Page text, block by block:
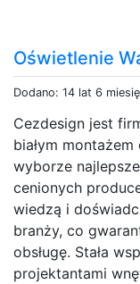
Oświetlenie
Dodano: 14 lat 6
Cezdesign jest
białym
wyborze
cenionych
wiedzą i
branży, co
obsługę. Stała
projektantami